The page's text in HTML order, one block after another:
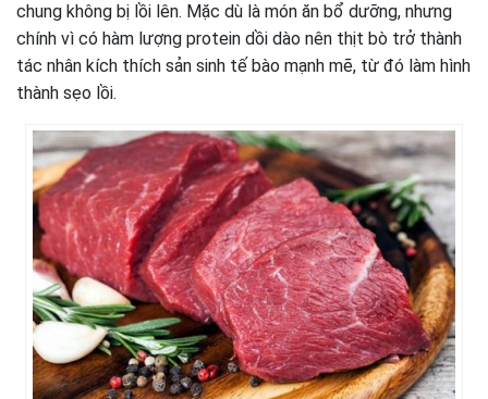
chung không bị lồi lên. Mặc dù là món ăn bổ dưỡng, nhưng
chính vì có hàm lượng protein dồi dào nên thịt bò trở thành
tác nhân kích thích sản sinh tế bào mạnh mẽ, từ đó làm hình
thành sẹo lồi.